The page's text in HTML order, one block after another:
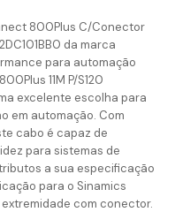
800Plus C/Conector
da marca
para automação
11M P/S120
excelente escolha para
em automação. Com
cabo é capaz de
para sistemas de
a sua especificação
para o Sinamics
extremidade com conector.